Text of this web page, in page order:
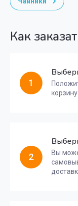
Как
1
корзину
2
Вы